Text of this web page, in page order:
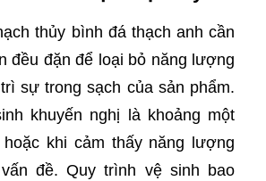
thủy bình đá thạch anh cần
đều đặn để loại bỏ năng lượng
sự trong sạch của sản phẩm.
khuyến nghị là khoảng một
hoặc khi cảm thấy năng lượng
đề. Quy trình vệ sinh bao